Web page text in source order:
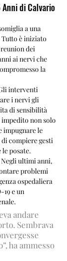
di Calvario
a una
Tutto è iniziato
dei
ai nervi che
la
interventi
i nervi gli
di sensibilità
non solo
impugnare le
compiere gesti
posate.
Negli ultimi anni,
problemi
ospedaliera
19 e un
andare
Sembrava
ha ammesso